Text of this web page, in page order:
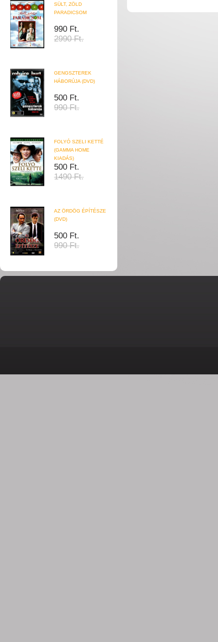
SÜLT, ZÖLD
PARADICSOM
990 Ft.
2990 Ft.
GENGSZTEREK
HÁBORÚJA (DVD)
500 Ft.
990 Ft.
FOLYÓ SZELI KETTÉ
(GAMMA HOME
KIADÁS)
500 Ft.
1490 Ft.
AZ ÖRDÖG ÉPÍTÉSZE
(DVD)
500 Ft.
990 Ft.